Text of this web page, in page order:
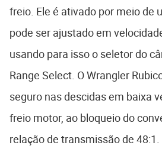
freio. Ele é ativado por meio de
pode ser ajustado em
usando para isso o seletor do
Range Select. O Wrangler
seguro nas descidas em baixa
freio motor, ao bloqueio do
relação de transmissão de